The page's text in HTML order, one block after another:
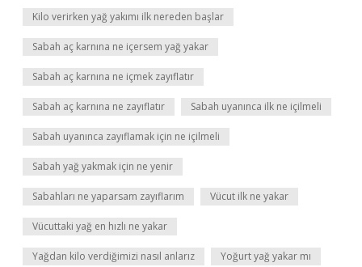
Kilo verirken yağ yakımı ilk nereden başlar
Sabah aç karnına ne içersem yağ yakar
Sabah aç karnına ne içmek zayıflatır
Sabah aç karnına ne zayıflatır Sabah uyanınca ilk ne içilmeli
Sabah uyanınca zayıflamak için ne içilmeli
Sabah yağ yakmak için ne yenir
Sabahları ne yaparsam zayıflarım Vücut ilk ne yakar
Vücuttaki yağ en hızlı ne yakar
Yağdan kilo verdiğimizi nasıl anlarız Yoğurt yağ yakar mı